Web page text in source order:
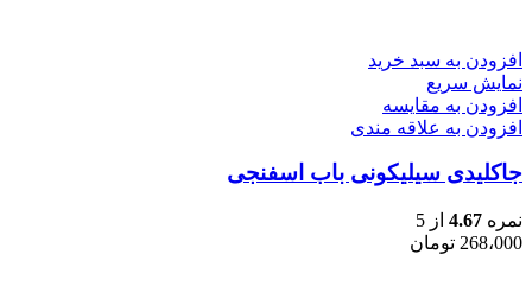
افزودن به سبد خرید
نمایش سریع
افزودن به مقایسه
افزودن به علاقه مندی
جاکلیدی سیلیکونی باب اسفنجی
نمره 4.67 از 5
268،000 تومان